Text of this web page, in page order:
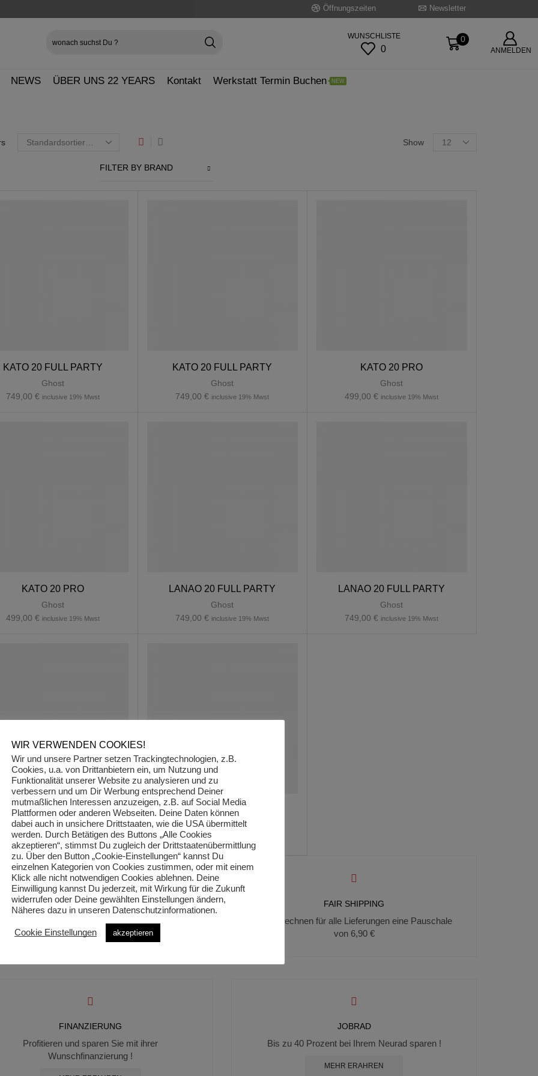
Öffnungszeiten Newsletter
WUNSCHLISTE
0
0
ANMELDEN
NEWS ÜBER UNS 22 YEARS Kontakt Werkstatt Termin Buchen NEW
Show
Products
FILTER BY BRAND
KATO 20 FULL PARTY
Ghost
749,00€ inclusive 19% Mwst
KATO 20 FULL PARTY
Ghost
749,00€ inclusive 19% Mwst
KATO 20 PRO
Ghost
499,00€ inclusive 19% Mwst
KATO 20 PRO
Ghost
499,00€ inclusive 19% Mwst
LANAO 20 FULL PARTY
Ghost
749,00€ inclusive 19% Mwst
LANAO 20 FULL PARTY
Ghost
749,00€ inclusive 19% Mwst
LANAO 20 PRO
Ghost
499,00€ inclusive 19% Mwst
LANAO 20 PRO
Ghost
499,00€
VERSAND DEUTSCHLAND & ÖSTERREICH
nach Österreich !
FAIR SHIPPING
Wir berechnen für alle Lieferungen eine Pauschale
von 6,90 €
FINANZIERUNG
Profitieren und sparen Sie mit ihrer
Wunschfinanzierung !
JOBRAD
Bis zu 40 Prozent bei Ihrem Neurad sparen !
MEHR ERAHREN
WIR VERWENDEN COOKIES!
Wir und unsere Partner setzen Trackingtechnologien, z.B.
Cookies, u.a. von Drittanbietern ein, um Nutzung und
Funktionalität unserer Website zu analysieren und zu
verbessern und um Dir Werbung entsprechend Deiner
mutmaßlichen Interessen anzuzeigen, z.B. auf Social Media
Plattformen oder anderen Webseiten. Deine Daten können
dabei auch in unsichere Drittstaaten, wie die USA übermittelt
werden. Durch Betätigen des Buttons „Alle Cookies
akzeptieren“, stimmst Du zugleich der Drittstaatenübermittlung
zu. Über den Button „Cookie-Einstellungen“ kannst Du
einzelnen Kategorien von Cookies zustimmen, oder mit einem
Klick alle nicht notwendigen Cookies ablehnen. Deine
Einwilligung kannst Du jederzeit, mit Wirkung für die Zukunft
widerrufen oder Deine gewählten Einstellungen ändern,
Näheres dazu in unseren Datenschutzinformationen.
Cookie Einstellungen akzeptieren